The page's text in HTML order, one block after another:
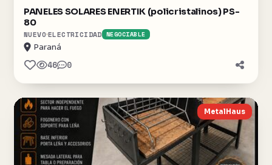
PANELES SOLARES ENERTIK (policristalinos) PS-
80
NUEVO ELECTRICIDAD NEGOCIABLE
Paraná
46 0
MetalHaus